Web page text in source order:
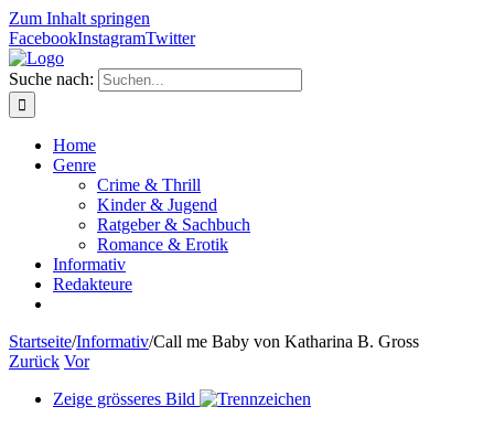
Zum Inhalt springen
FacebookInstagramTwitter
Suche nach:
Home
Genre
Crime & Thrill
Kinder & Jugend
Ratgeber & Sachbuch
Romance & Erotik
Informativ
Redakteure
Startseite/Informativ/Call me Baby von Katharina B. Gross
Zurück Vor
Zeige grösseres Bild